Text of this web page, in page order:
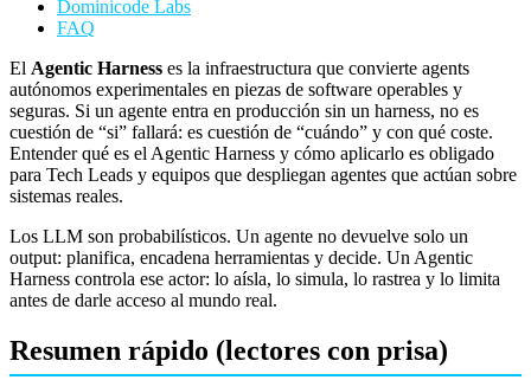
Dominicode Labs
FAQ
El Agentic Harness es la infraestructura que convierte agents
autónomos experimentales en piezas de software operables y
seguras. Si un agente entra en producción sin un harness, no es
cuestión de “si” fallará: es cuestión de “cuándo” y con qué coste.
Entender qué es el Agentic Harness y cómo aplicarlo es obligado
para Tech Leads y equipos que despliegan agentes que actúan sobre
sistemas reales.
Los LLM son probabilísticos. Un agente no devuelve solo un
output: planifica, encadena herramientas y decide. Un Agentic
Harness controla ese actor: lo aísla, lo simula, lo rastrea y lo limita
antes de darle acceso al mundo real.
Resumen rápido (lectores con prisa)